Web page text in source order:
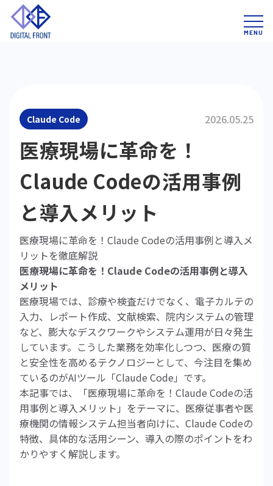
Claude Code 2026.05.25
医療現場に革命を！
Claude Codeの活用事例
と導入メリット
医療現場に革命を！Claude Codeの活用事例と導入メ
リットを徹底解説
医療現場に革命を！Claude Codeの活用事例と導入
メリット
医療現場では、診療や検査だけでなく、電子カルテの
入力、レポート作成、文献検索、院内システムの管理
など、膨大なデスクワークやシステム運用が日々発生
しています。こうした業務を効率化しつつ、医療の質
と安全性を高めるテクノロジーとして、今注目を集め
ているのがAIツール「Claude Code」です。
本記事では、「医療現場に革命を！Claude Codeの活
用事例と導入メリット」をテーマに、医療従事者や医
療機関の情報システム担当者向けに、Claude Codeの
特徴、具体的な活用シーン、導入の際のポイントをわ
かりやすく解説します。